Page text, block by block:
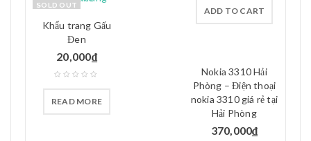
SOLD OUT
Khẩu trang Gấu
Đen
20,000₫
READ MORE
ADD TO CART
Nokia 3310 Hải
Phòng – Điện thoại
nokia 3310 giá rẻ tại
Hải Phòng
370,000₫